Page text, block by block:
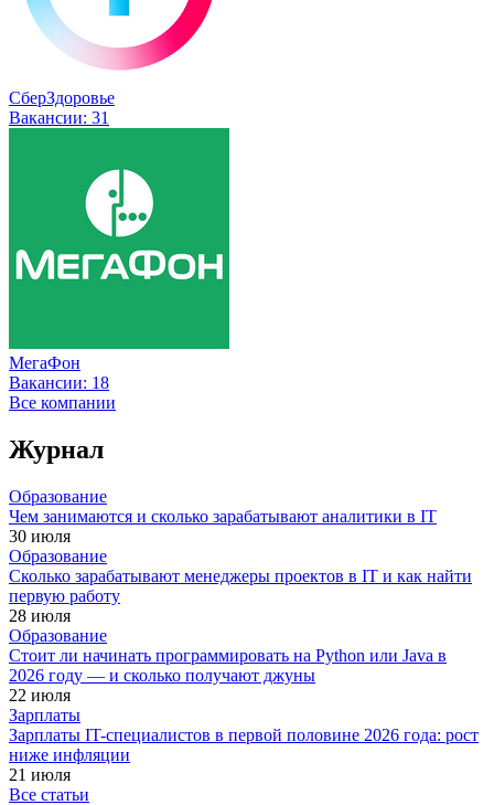
СберЗдоровье
Вакансии: 31
МегаФон
Вакансии: 18
Все компании
Журнал
Образование
Чем занимаются и сколько зарабатывают аналитики в IT
30 июля
Образование
Сколько зарабатывают менеджеры проектов в IT и как найти
первую работу
28 июля
Образование
Стоит ли начинать программировать на Python или Java в
2026 году — и сколько получают джуны
22 июля
Зарплаты
Зарплаты IT-специалистов в первой половине 2026 года: рост
ниже инфляции
21 июля
Все статьи